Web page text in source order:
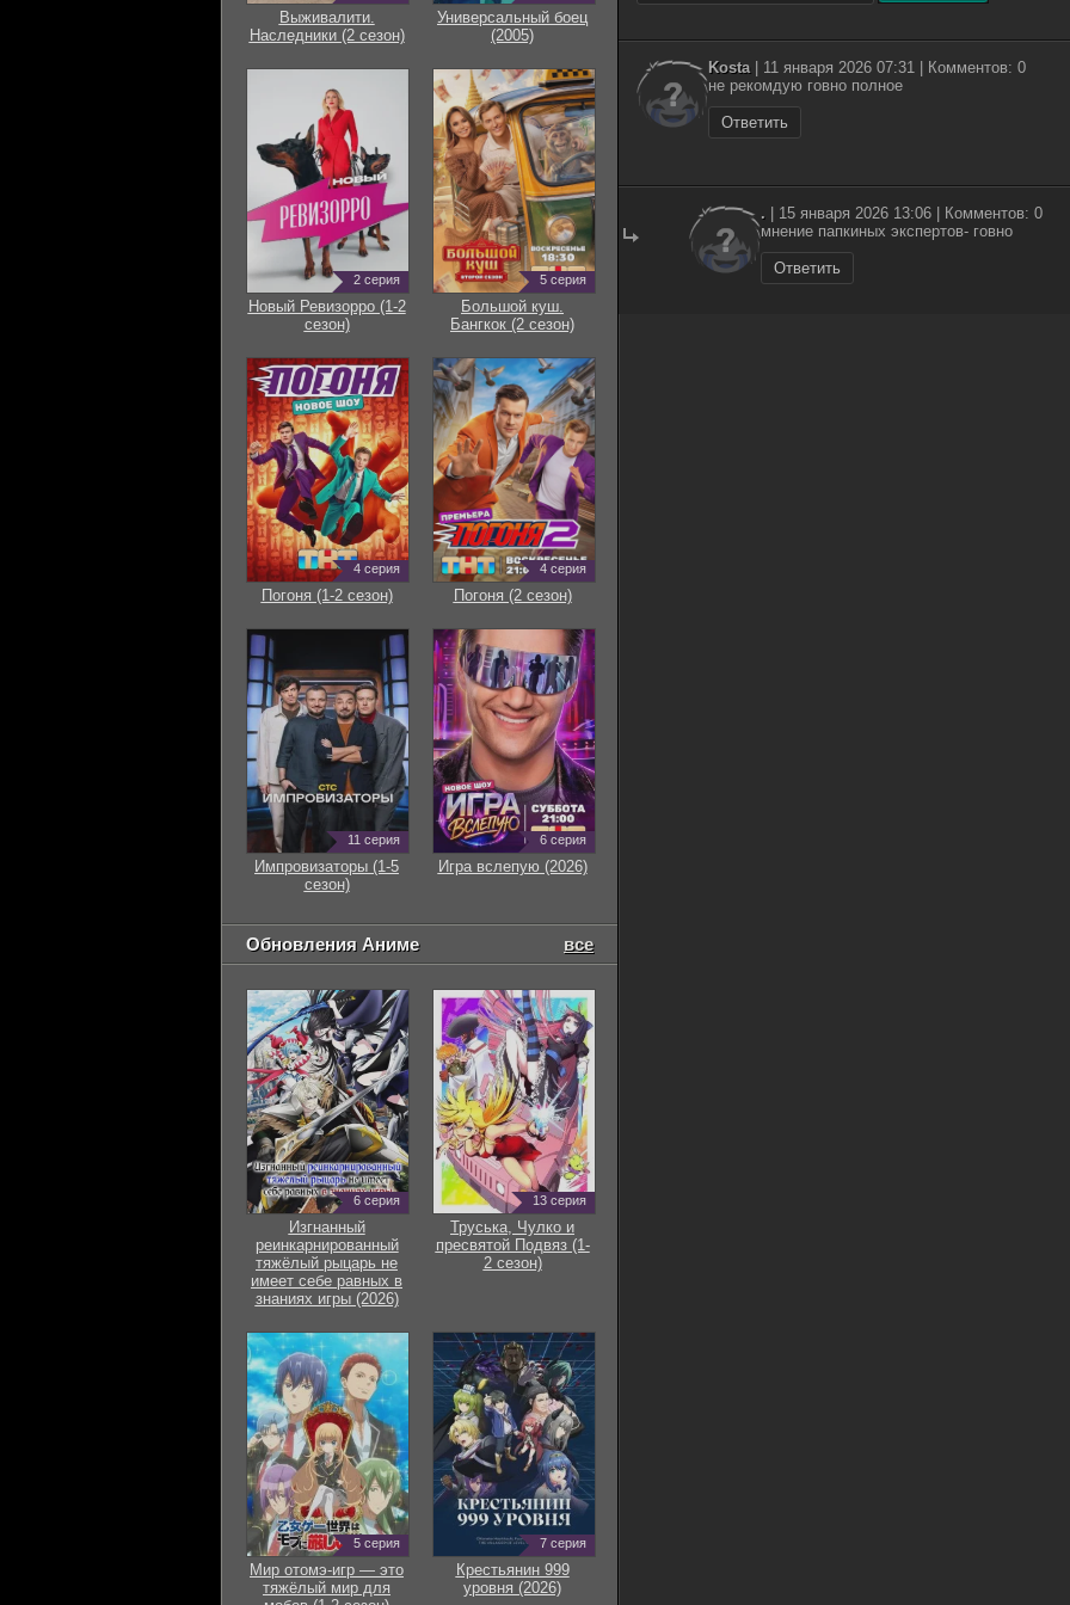
Kosta| 11 января 2026 07:31 | Комментов: 0
не рекомдую говно полное
Ответить
. | 15 января 2026 13:06 | Комментов: 0
мнение папкиных экспертов- говно
Ответить
Выживалити.
Наследники (2 сезон)
Универсальный боец
(2005)
2 серия
Новый Ревизорро (1-2
сезон)
5 серия
Большой куш.
Бангкок (2 сезон)
4 серия
Погоня (1-2 сезон)
4 серия
Погоня (2 сезон)
11 серия
Импровизаторы (1-5
сезон)
6 серия
Игра вслепую (2026)
Обновления Аниме все
6 серия
Изгнанный
реинкарнированный
тяжёлый рыцарь не
имеет себе равных в
знаниях игры (2026)
13 серия
Труська, Чулко и
пресвятой Подвяз (1-
2 сезон)
5 серия
Мир отомэ-игр — это
тяжёлый мир для
7 серия
Крестьянин 999
уровня (2026)